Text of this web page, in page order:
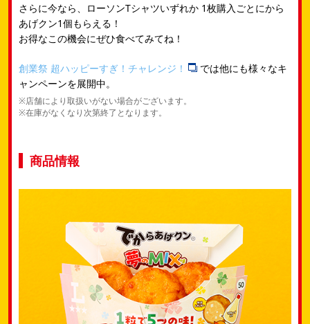
さらに今なら、ローソンTシャツいずれか 1枚購入ごとにから
あげクン1個もらえる！
お得なこの機会にぜひ食べてみてね！
創業祭 超ハッピーすぎ！チャレンジ！
では他にも様々なキ
ャンペーンを展開中。
※店舗により取扱いがない場合がございます。
※在庫がなくなり次第終了となります。
商品情報